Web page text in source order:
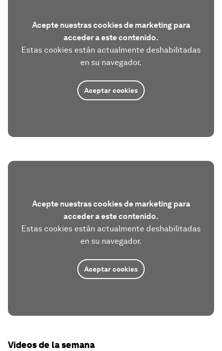
Acepte nuestras cookies de marketing para
acceder a este contenido.
Estas cookies están actualmente deshabilitadas
en su navegador.
Aceptar cookies
Acepte nuestras cookies de marketing para
acceder a este contenido.
Estas cookies están actualmente deshabilitadas
en su navegador.
Aceptar cookies
Videos de la semana